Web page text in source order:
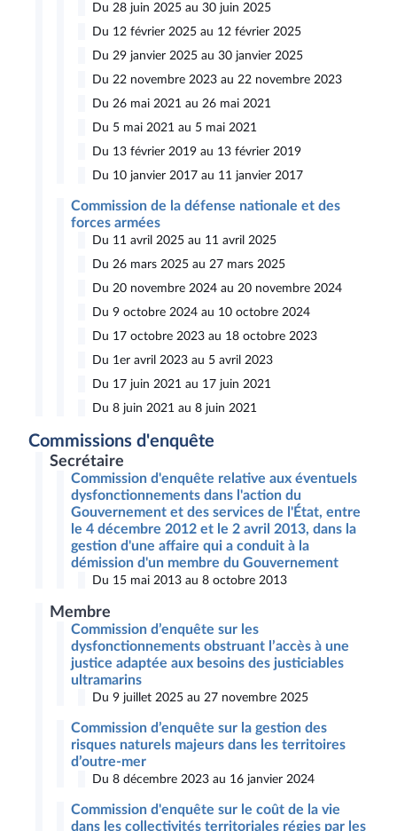
Du 28 juin 2025 au 30 juin 2025
Du 12 février 2025 au 12 février 2025
Du 29 janvier 2025 au 30 janvier 2025
Du 22 novembre 2023 au 22 novembre 2023
Du 26 mai 2021 au 26 mai 2021
Du 5 mai 2021 au 5 mai 2021
Du 13 février 2019 au 13 février 2019
Du 10 janvier 2017 au 11 janvier 2017
Commission de la défense nationale et des
forces armées
Du 11 avril 2025 au 11 avril 2025
Du 26 mars 2025 au 27 mars 2025
Du 20 novembre 2024 au 20 novembre 2024
Du 9 octobre 2024 au 10 octobre 2024
Du 17 octobre 2023 au 18 octobre 2023
Du 1er avril 2023 au 5 avril 2023
Du 17 juin 2021 au 17 juin 2021
Du 8 juin 2021 au 8 juin 2021
Commissions d'enquête
Secrétaire
Commission d'enquête relative aux éventuels
dysfonctionnements dans l'action du
Gouvernement et des services de l'État, entre
le 4 décembre 2012 et le 2 avril 2013, dans la
gestion d'une affaire qui a conduit à la
démission d'un membre du Gouvernement
Du 15 mai 2013 au 8 octobre 2013
Membre
Commission d’enquête sur les
dysfonctionnements obstruant l’accès à une
justice adaptée aux besoins des justiciables
ultramarins
Du 9 juillet 2025 au 27 novembre 2025
Commission d’enquête sur la gestion des
risques naturels majeurs dans les territoires
d’outre-mer
Du 8 décembre 2023 au 16 janvier 2024
Commission d'enquête sur le coût de la vie
dans les collectivités territoriales régies par les